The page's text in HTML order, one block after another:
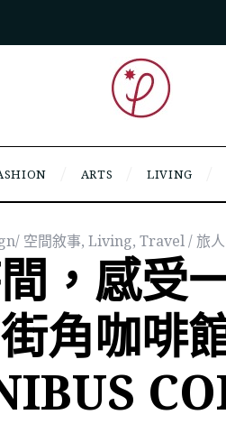
ARTS LIVING
空間敘事, Living, Travel / 旅
，感受
角咖啡